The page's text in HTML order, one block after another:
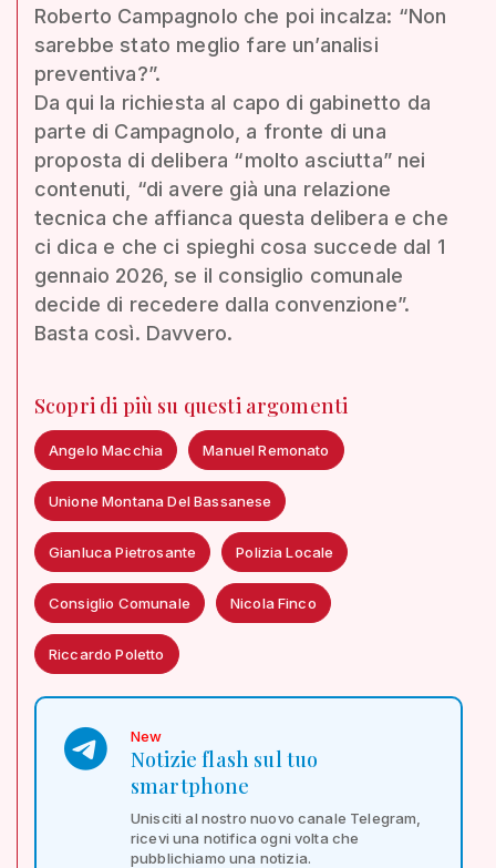
Roberto Campagnolo che poi incalza: “Non
sarebbe stato meglio fare un’analisi
preventiva?”.
Da qui la richiesta al capo di gabinetto da
parte di Campagnolo, a fronte di una
proposta di delibera “molto asciutta” nei
contenuti, “di avere già una relazione
tecnica che affianca questa delibera e che
ci dica e che ci spieghi cosa succede dal 1
gennaio 2026, se il consiglio comunale
decide di recedere dalla convenzione”.
Basta così. Davvero.
Scopri di più su questi argomenti
Angelo Macchia Manuel Remonato
Unione Montana Del Bassanese
Gianluca Pietrosante Polizia Locale
Consiglio Comunale Nicola Finco
Riccardo Poletto
New
Notizie flash sul tuo
smartphone
Unisciti al nostro nuovo canale Telegram,
ricevi una notifica ogni volta che
pubblichiamo una notizia.